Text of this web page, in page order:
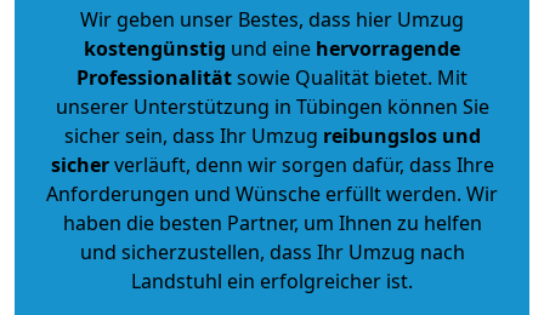
Wir geben unser Bestes, dass hier Umzug
kostengünstig und eine hervorragende
Professionalitätsowie Qualität bietet. Mit
unserer Unterstützung in Tübingen können Sie
sicher sein, dass Ihr Umzug reibungslos und
sicherverläuft, denn wir sorgen dafür, dass Ihre
Anforderungen und Wünsche erfüllt werden. Wir
haben die besten Partner, um Ihnen zu helfen
und sicherzustellen, dass Ihr Umzug nach
Landstuhl ein erfolgreicher ist.